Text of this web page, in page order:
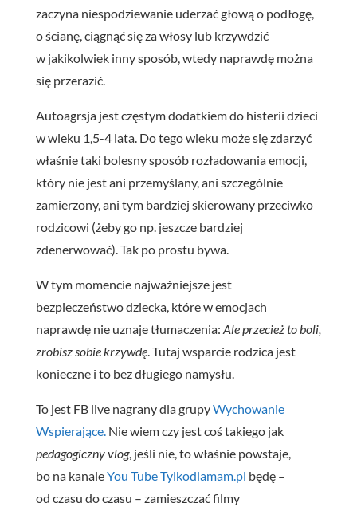
zaczyna niespodziewanie uderzać głową o podłogę,
o ścianę, ciągnąć się za włosy lub krzywdzić
w jakikolwiek inny sposób, wtedy naprawdę można
się przerazić.
Autoagrsja jest częstym dodatkiem do histerii dzieci
w wieku 1,5-4 lata. Do tego wieku może się zdarzyć
właśnie taki bolesny sposób rozładowania emocji,
który nie jest ani przemyślany, ani szczególnie
zamierzony, ani tym bardziej skierowany przeciwko
rodzicowi (żeby go np. jeszcze bardziej
zdenerwować). Tak po prostu bywa.
W tym momencie najważniejsze jest
bezpieczeństwo dziecka, które w emocjach
naprawdę nie uznaje tłumaczenia: Ale przecież to boli,
zrobisz sobie krzywdę. Tutaj wsparcie rodzica jest
konieczne i to bez długiego namysłu.
To jest FB live nagrany dla grupyWychowanie
Wspierające. Nie wiem czy jest coś takiego jak
pedagogiczny vlog, jeśli nie, to właśnie powstaje,
bo na kanaleYou Tube Tylkodlamam.pl będę –
od czasu do czasu – zamieszczać filmy